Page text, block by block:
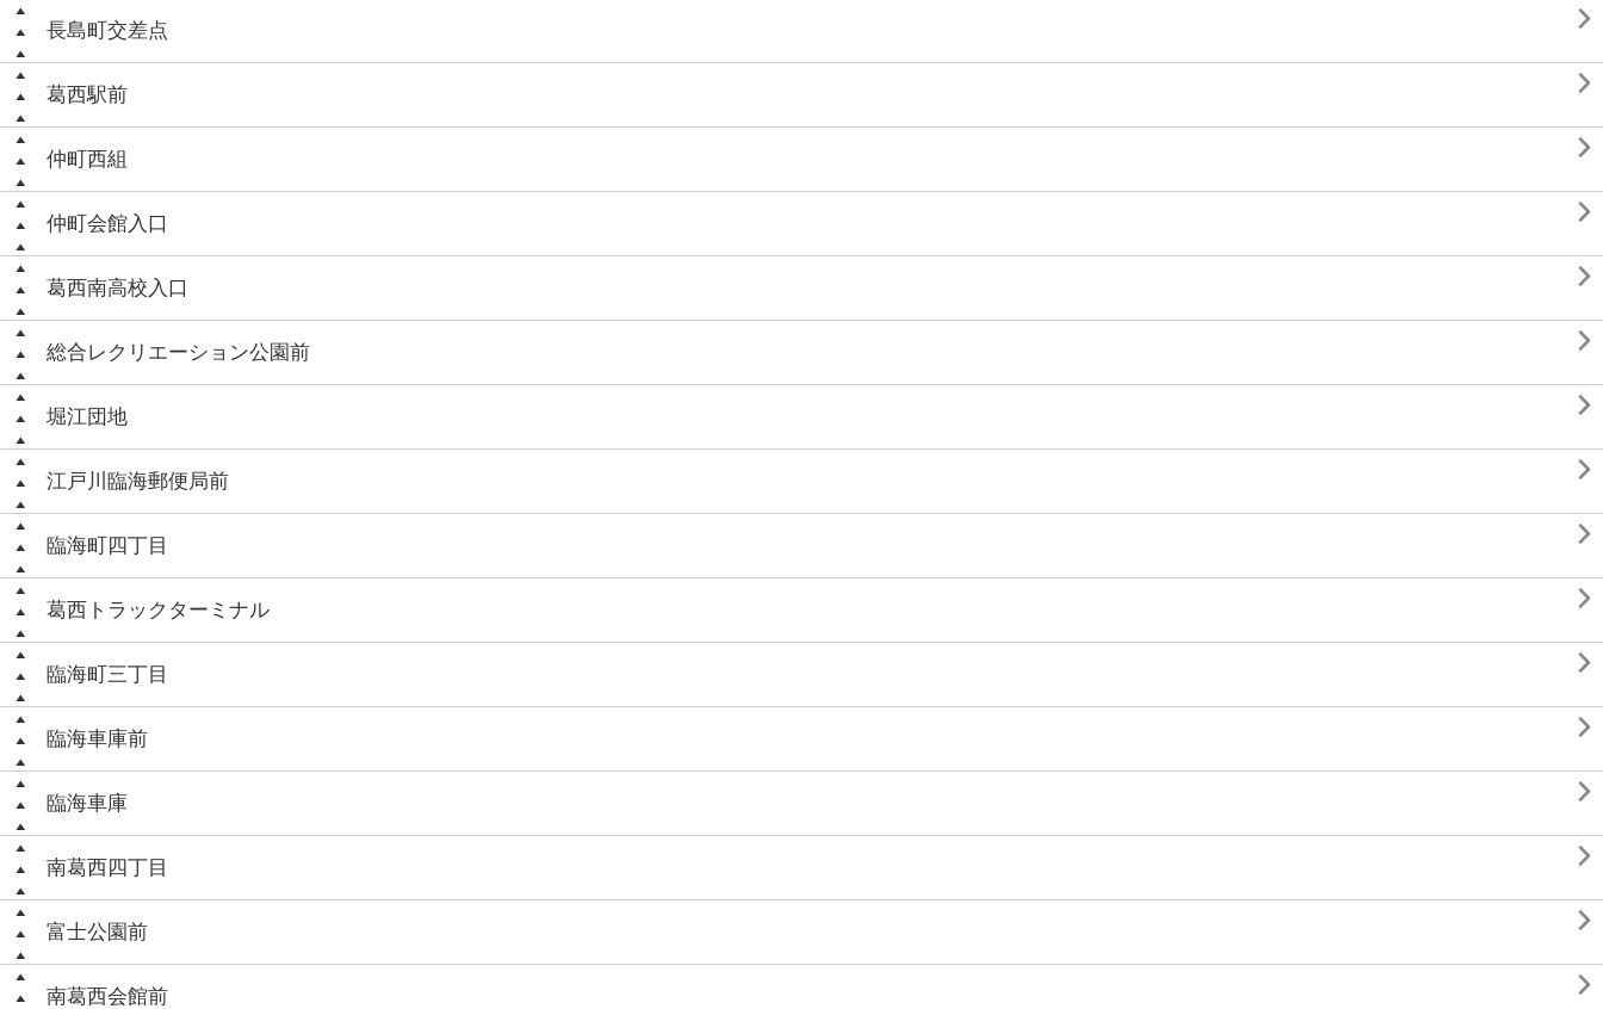
長島町交差点 
葛西駅前 
仲町西組 
仲町会館入口 
葛西南高校入口 
総合レクリエーション公園前 
堀江団地 
江戸川臨海郵便局前 
臨海町四丁目 
葛西トラックターミナル 
臨海町三丁目 
臨海車庫前 
臨海車庫 
南葛西四丁目 
富士公園前 
南葛西会館前 